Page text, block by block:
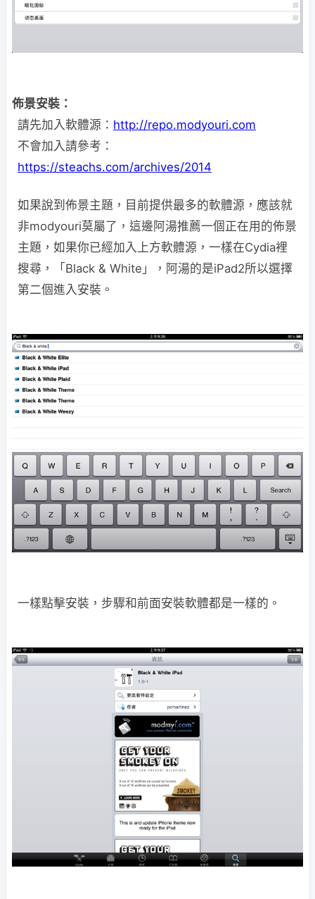
佈景安裝：
請先加入軟體源： http://repo.modyouri.com
不會加入請參考：
https://steachs.com/archives/2014
如果說到佈景主題，目前提供最多的軟體源，應該就
非modyouri莫屬了，這邊阿湯推薦一個正在用的佈景
主題，如果你已經加入上方軟體源，一樣在Cydia裡
搜尋，「Black & White」，阿湯的是iPad2所以選擇
第二個進入安裝。
一樣點擊安裝，步驟和前面安裝軟體都是一樣的。